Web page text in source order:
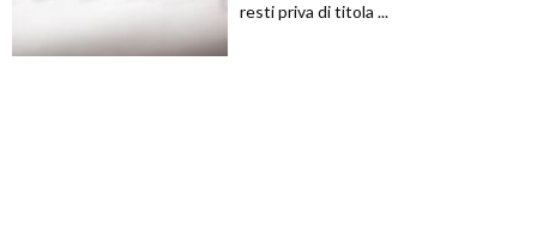
resti priva di titola ...